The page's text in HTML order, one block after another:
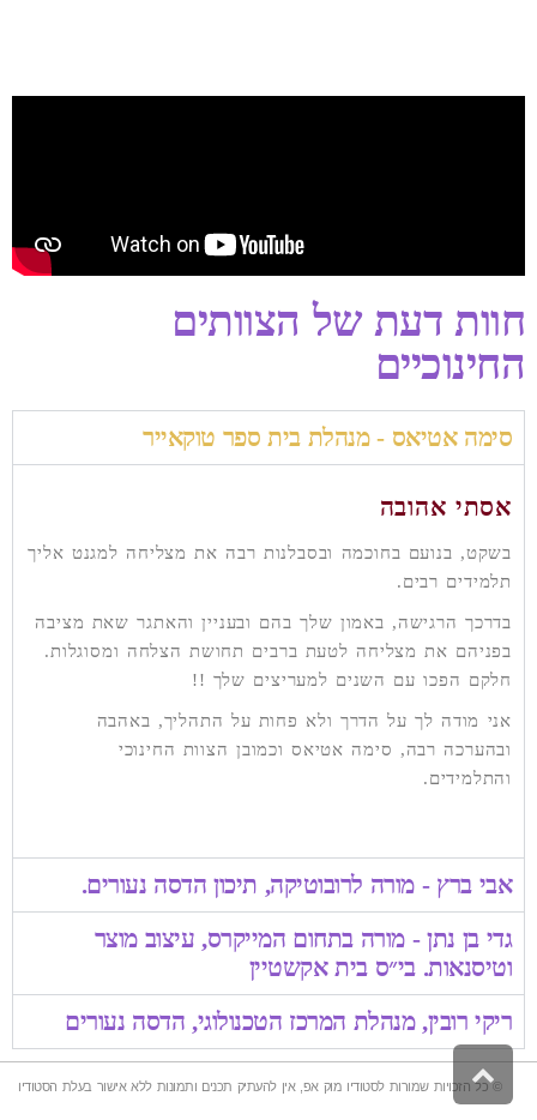
חוות דעת של הצוותים
החינוכיים
סימה אטיאס - מנהלת בית ספר טוקאייר
אסתי אהובה
בשקט, בנועם בחוכמה ובסבלנות רבה את מצליחה למגנט אליך
תלמידים רבים.
בדרכך הרגישה, באמון שלך בהם ובעניין והאתגר שאת מציבה
בפניהם את מצליחה לטעת ברבים תחושת הצלחה ומסוגלות.
חלקם הפכו עם השנים למעריצים שלך !!
אני מודה לך על הדרך ולא פחות על התהליך, באהבה
ובהערכה רבה, סימה אטיאס וכמובן הצוות החינוכי
והתלמידים.
אבי ברץ - מורה לרובוטיקה, תיכון הדסה נעורים.
גדי בן נתן - מורה בתחום המייקרס, עיצוב מוצר
וטיסנאות. בי״ס בית אקשטיין
ריקי רובין, מנהלת המרכז הטכנולוגי, הדסה נעורים
© כל הזכויות שמורות לסטודיו מוק אפ, אין להעתיק תכנים ותמונות ללא אישור בעלת הסטודיו
גלילה
לראש
העמוד